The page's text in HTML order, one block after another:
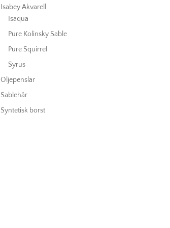
Isabey Akvarell
Isaqua
Pure Kolinsky Sable
Pure Squirrel
Syrus
Oljepenslar
Sablehår
Syntetisk borst